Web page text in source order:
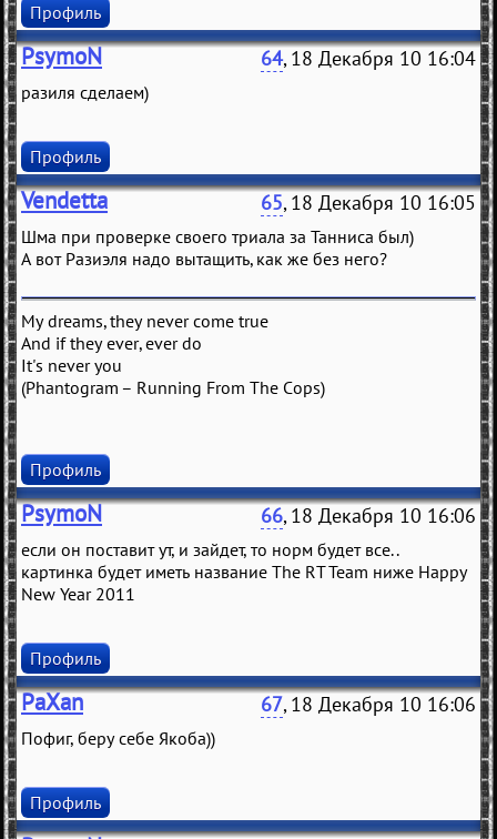
Профиль
PsymoN 64, 18 Декабря 10 16:04
разиля сделаем)
Профиль
Vendetta 65, 18 Декабря 10 16:05
Шма при проверке своего триала за Танниса был)
А вот Разиэля надо вытащить, как же без него?
My dreams, they never come true
And if they ever, ever do
It's never you
(Phantogram – Running From The Cops)
Профиль
PsymoN 66, 18 Декабря 10 16:06
если он поставит ут, и зайдет, то норм будет все..
картинка будет иметь название The RT Team ниже Happy
New Year 2011
Профиль
PaXan 67, 18 Декабря 10 16:06
Пофиг, беру себе Якоба))
Профиль